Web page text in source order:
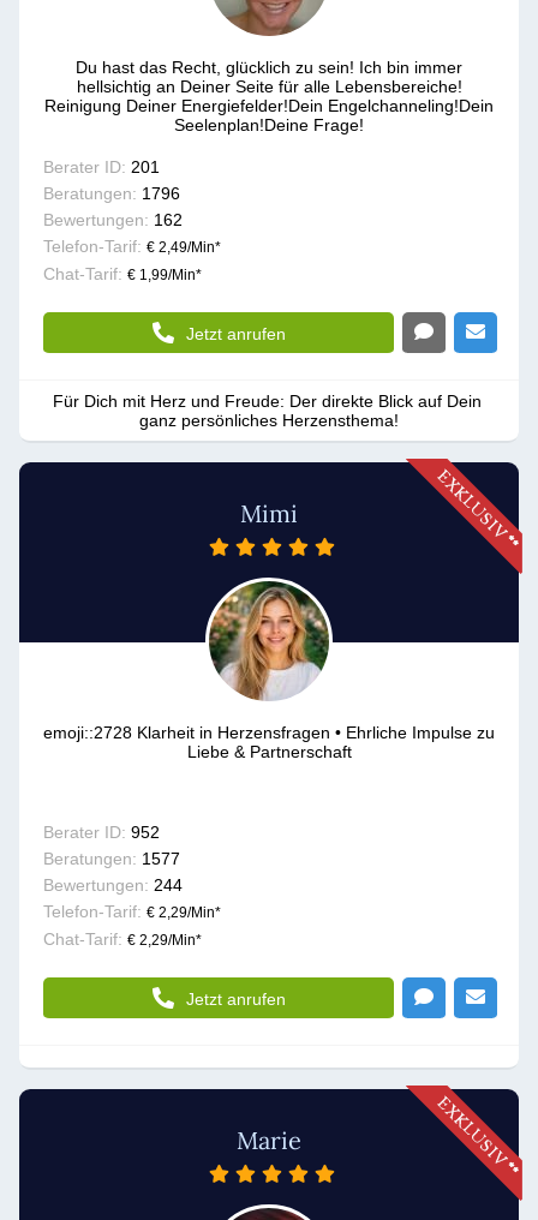
Du hast das Recht, glücklich zu sein! Ich bin immer
hellsichtig an Deiner Seite für alle Lebensbereiche!
Reinigung Deiner Energiefelder!Dein Engelchanneling!Dein
Seelenplan!Deine Frage!
Berater ID: 201
Beratungen: 1796
Bewertungen: 162
Telefon-Tarif: € 2,49/Min*
Chat-Tarif: € 1,99/Min*
Jetzt anrufen
Für Dich mit Herz und Freude: Der direkte Blick auf Dein
ganz persönliches Herzensthema!
Mimi
emoji::2728 Klarheit in Herzensfragen • Ehrliche Impulse zu
Liebe & Partnerschaft
Berater ID: 952
Beratungen: 1577
Bewertungen: 244
Telefon-Tarif: € 2,29/Min*
Chat-Tarif: € 2,29/Min*
Jetzt anrufen
Marie